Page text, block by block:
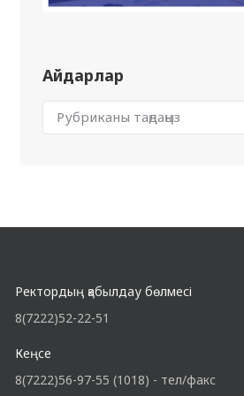
Айдарлар
Ректордың қабылдау бөлмесі
8(7222)52-22-51
Кеңсе
8(7222)56-97-55 (1018) - тел/факс